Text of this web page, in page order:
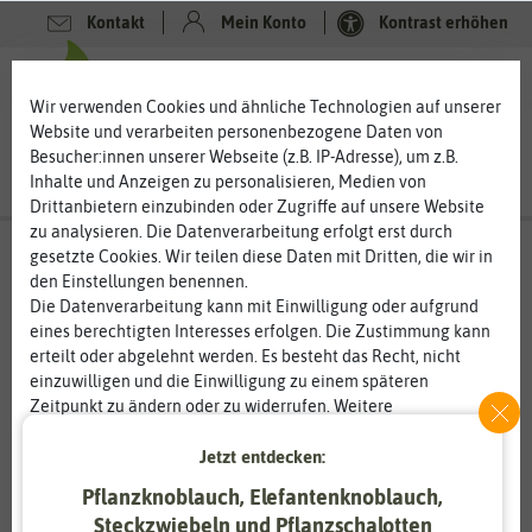
Kontakt Mein Konto Kontrast erhöhen
Wir verwenden Cookies und ähnliche Technologien auf unserer
Website und verarbeiten personenbezogene Daten von
Besucher:innen unserer Webseite (z.B. IP-Adresse), um z.B.
Inhalte und Anzeigen zu personalisieren, Medien von
Drittanbietern einzubinden oder Zugriffe auf unsere Website
zu analysieren. Die Datenverarbeitung erfolgt erst durch
gesetzte Cookies. Wir teilen diese Daten mit Dritten, die wir in
den Einstellungen benennen.
Die Datenverarbeitung kann mit Einwilligung oder aufgrund
eines berechtigten Interesses erfolgen. Die Zustimmung kann
erteilt oder abgelehnt werden. Es besteht das Recht, nicht
einzuwilligen und die Einwilligung zu einem späteren
Zeitpunkt zu ändern oder zu widerrufen. Weitere
Informationen zur Verwendung personenbezogener Daten und
den Diensten erklären wir in unsererDaten­schutz­erklärung
Essenziell Statistik
Jetzt entdecken:
Pflanzknoblauch, Elefantenknoblauch,
Steckzwiebeln und Pflanzschalotten